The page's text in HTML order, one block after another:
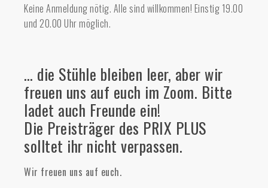
Keine Anmeldung nötig. Alle sind willkommen! Einstig 19.00
und 20.00 Uhr möglich.
… die Stühle bleiben leer, aber wir
freuen uns auf euch im Zoom. Bitte
ladet auch Freunde ein!
Die Preisträger des PRIX PLUS
solltet ihr nicht verpassen.
Wir freuen uns auf euch.